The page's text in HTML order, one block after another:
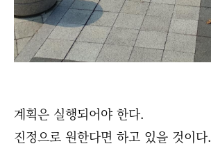
계획은 실행되어야 한다.
진정으로 원한다면 하고 있을 것이다.